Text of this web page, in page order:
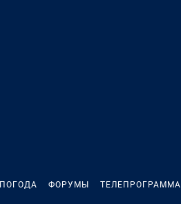
ПОГОДА ФОРУМЫ ТЕЛЕПРОГРАММА